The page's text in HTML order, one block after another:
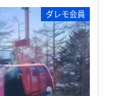
ダレモ会員